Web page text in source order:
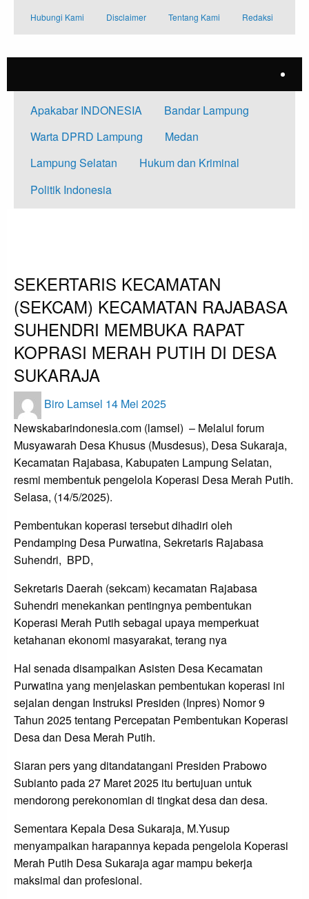
Hubungi Kami Disclaimer Tentang Kami Redaksi
Apakabar INDONESIA
Bandar Lampung
Warta DPRD Lampung
Medan
Lampung Selatan
Hukum dan Kriminal
Politik Indonesia
SEKERTARIS KECAMATAN
(SEKCAM) KECAMATAN RAJABASA
SUHENDRI MEMBUKA RAPAT
KOPRASI MERAH PUTIH DI DESA
SUKARAJA
Biro Lamsel Posted
14 Mei 2025
Newskabarindonesia.com (lamsel) – Melalui forum
Musyawarah Desa Khusus (Musdesus), Desa Sukaraja,
Kecamatan Rajabasa, Kabupaten Lampung Selatan,
resmi membentuk pengelola Koperasi Desa Merah Putih.
Selasa, (14/5/2025).
Pembentukan koperasi tersebut dihadiri oleh
Pendamping Desa Purwatina, Sekretaris Rajabasa
Suhendri, BPD,
Sekretaris Daerah (sekcam) kecamatan Rajabasa
Suhendri menekankan pentingnya pembentukan
Koperasi Merah Putih sebagai upaya memperkuat
ketahanan ekonomi masyarakat, terang nya
Hal senada disampaikan Asisten Desa Kecamatan
Purwatina yang menjelaskan pembentukan koperasi ini
sejalan dengan Instruksi Presiden (Inpres) Nomor 9
Tahun 2025 tentang Percepatan Pembentukan Koperasi
Desa dan Desa Merah Putih.
Siaran pers yang ditandatangani Presiden Prabowo
Subianto pada 27 Maret 2025 itu bertujuan untuk
mendorong perekonomian di tingkat desa dan desa.
Sementara Kepala Desa Sukaraja, M.Yusup
menyampaikan harapannya kepada pengelola Koperasi
Merah Putih Desa Sukaraja agar mampu bekerja
maksimal dan profesional.